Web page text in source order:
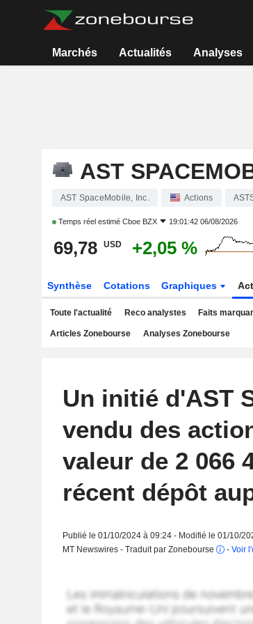
Marchés Actualités Analyses
AST
AST SpaceMobile, Inc. Actions
Temps réel estimé Cboe BZX 19:01:42 06/08/2026
69,78 USD +2,05 %
Synthèse Cotations Graphiques
Toute l'actualité Reco analystes Faits
Articles Zonebourse Analyses Zonebourse
Un initié d'AST
vendu des
valeur de 2 066
récent dépôt
Publié le 01/10/2024 à 09:24 - Modifié le 01/10/
MT Newswires - Traduit par Zonebourse
- Voir